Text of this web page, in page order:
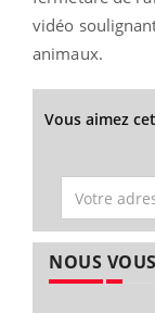
vidéo
animaux.
Vous aimez
NOUS